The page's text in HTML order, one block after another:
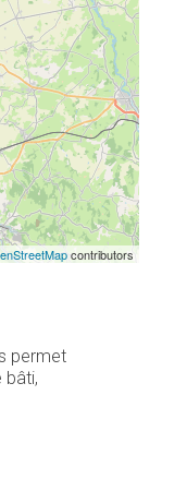
contributors
permet
bâti,